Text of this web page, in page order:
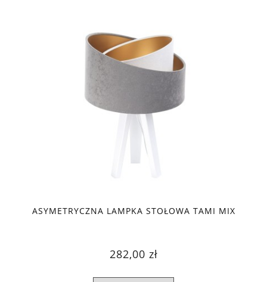
ASYMETRYCZNA LAMPKA STOŁOWA TAMI MIX
282,00 zł